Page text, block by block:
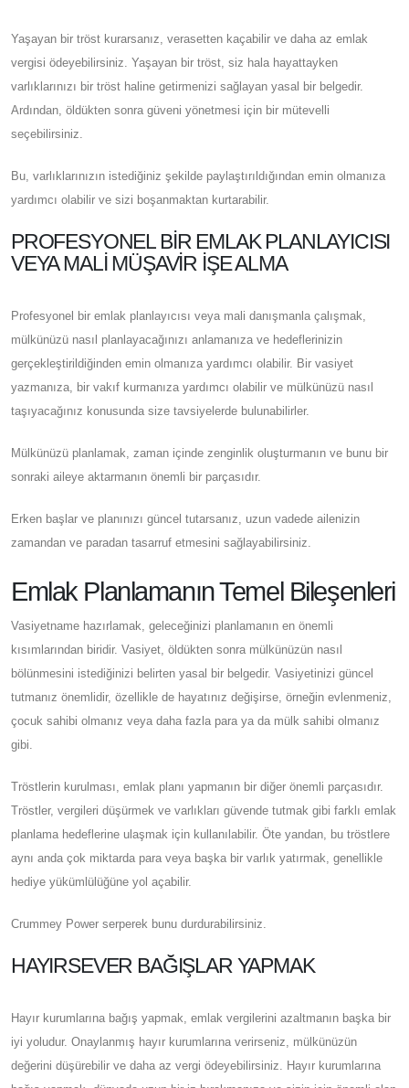
Yaşayan bir tröst kurarsanız, verasetten kaçabilir ve daha az emlak
vergisi ödeyebilirsiniz. Yaşayan bir tröst, siz hala hayattayken
varlıklarınızı bir tröst haline getirmenizi sağlayan yasal bir belgedir.
Ardından, öldükten sonra güveni yönetmesi için bir mütevelli
seçebilirsiniz.
Bu, varlıklarınızın istediğiniz şekilde paylaştırıldığından emin olmanıza
yardımcı olabilir ve sizi boşanmaktan kurtarabilir.
PROFESYONEL BIR EMLAK PLANLAYICISI
VEYA MALI MÜŞAVIR İŞE ALMA
Profesyonel bir emlak planlayıcısı veya mali danışmanla çalışmak,
mülkünüzü nasıl planlayacağınızı anlamanıza ve hedeflerinizin
gerçekleştirildiğinden emin olmanıza yardımcı olabilir. Bir vasiyet
yazmanıza, bir vakıf kurmanıza yardımcı olabilir ve mülkünüzü nasıl
taşıyacağınız konusunda size tavsiyelerde bulunabilirler.
Mülkünüzü planlamak, zaman içinde zenginlik oluşturmanın ve bunu bir
sonraki aileye aktarmanın önemli bir parçasıdır.
Erken başlar ve planınızı güncel tutarsanız, uzun vadede ailenizin
zamandan ve paradan tasarruf etmesini sağlayabilirsiniz.
Emlak Planlamanın Temel Bileşenleri
Vasiyetname hazırlamak, geleceğinizi planlamanın en önemli
kısımlarından biridir. Vasiyet, öldükten sonra mülkünüzün nasıl
bölünmesini istediğinizi belirten yasal bir belgedir. Vasiyetinizi güncel
tutmanız önemlidir, özellikle de hayatınız değişirse, örneğin evlenmeniz,
çocuk sahibi olmanız veya daha fazla para ya da mülk sahibi olmanız
gibi.
Tröstlerin kurulması, emlak planı yapmanın bir diğer önemli parçasıdır.
Tröstler, vergileri düşürmek ve varlıkları güvende tutmak gibi farklı emlak
planlama hedeflerine ulaşmak için kullanılabilir. Öte yandan, bu tröstlere
aynı anda çok miktarda para veya başka bir varlık yatırmak, genellikle
hediye yükümlülüğüne yol açabilir.
Crummey Power serperek bunu durdurabilirsiniz.
HAYIRSEVER BAĞIŞLAR YAPMAK
Hayır kurumlarına bağış yapmak, emlak vergilerini azaltmanın başka bir
iyi yoludur. Onaylanmış hayır kurumlarına verirseniz, mülkünüzün
değerini düşürebilir ve daha az vergi ödeyebilirsiniz. Hayır kurumlarına